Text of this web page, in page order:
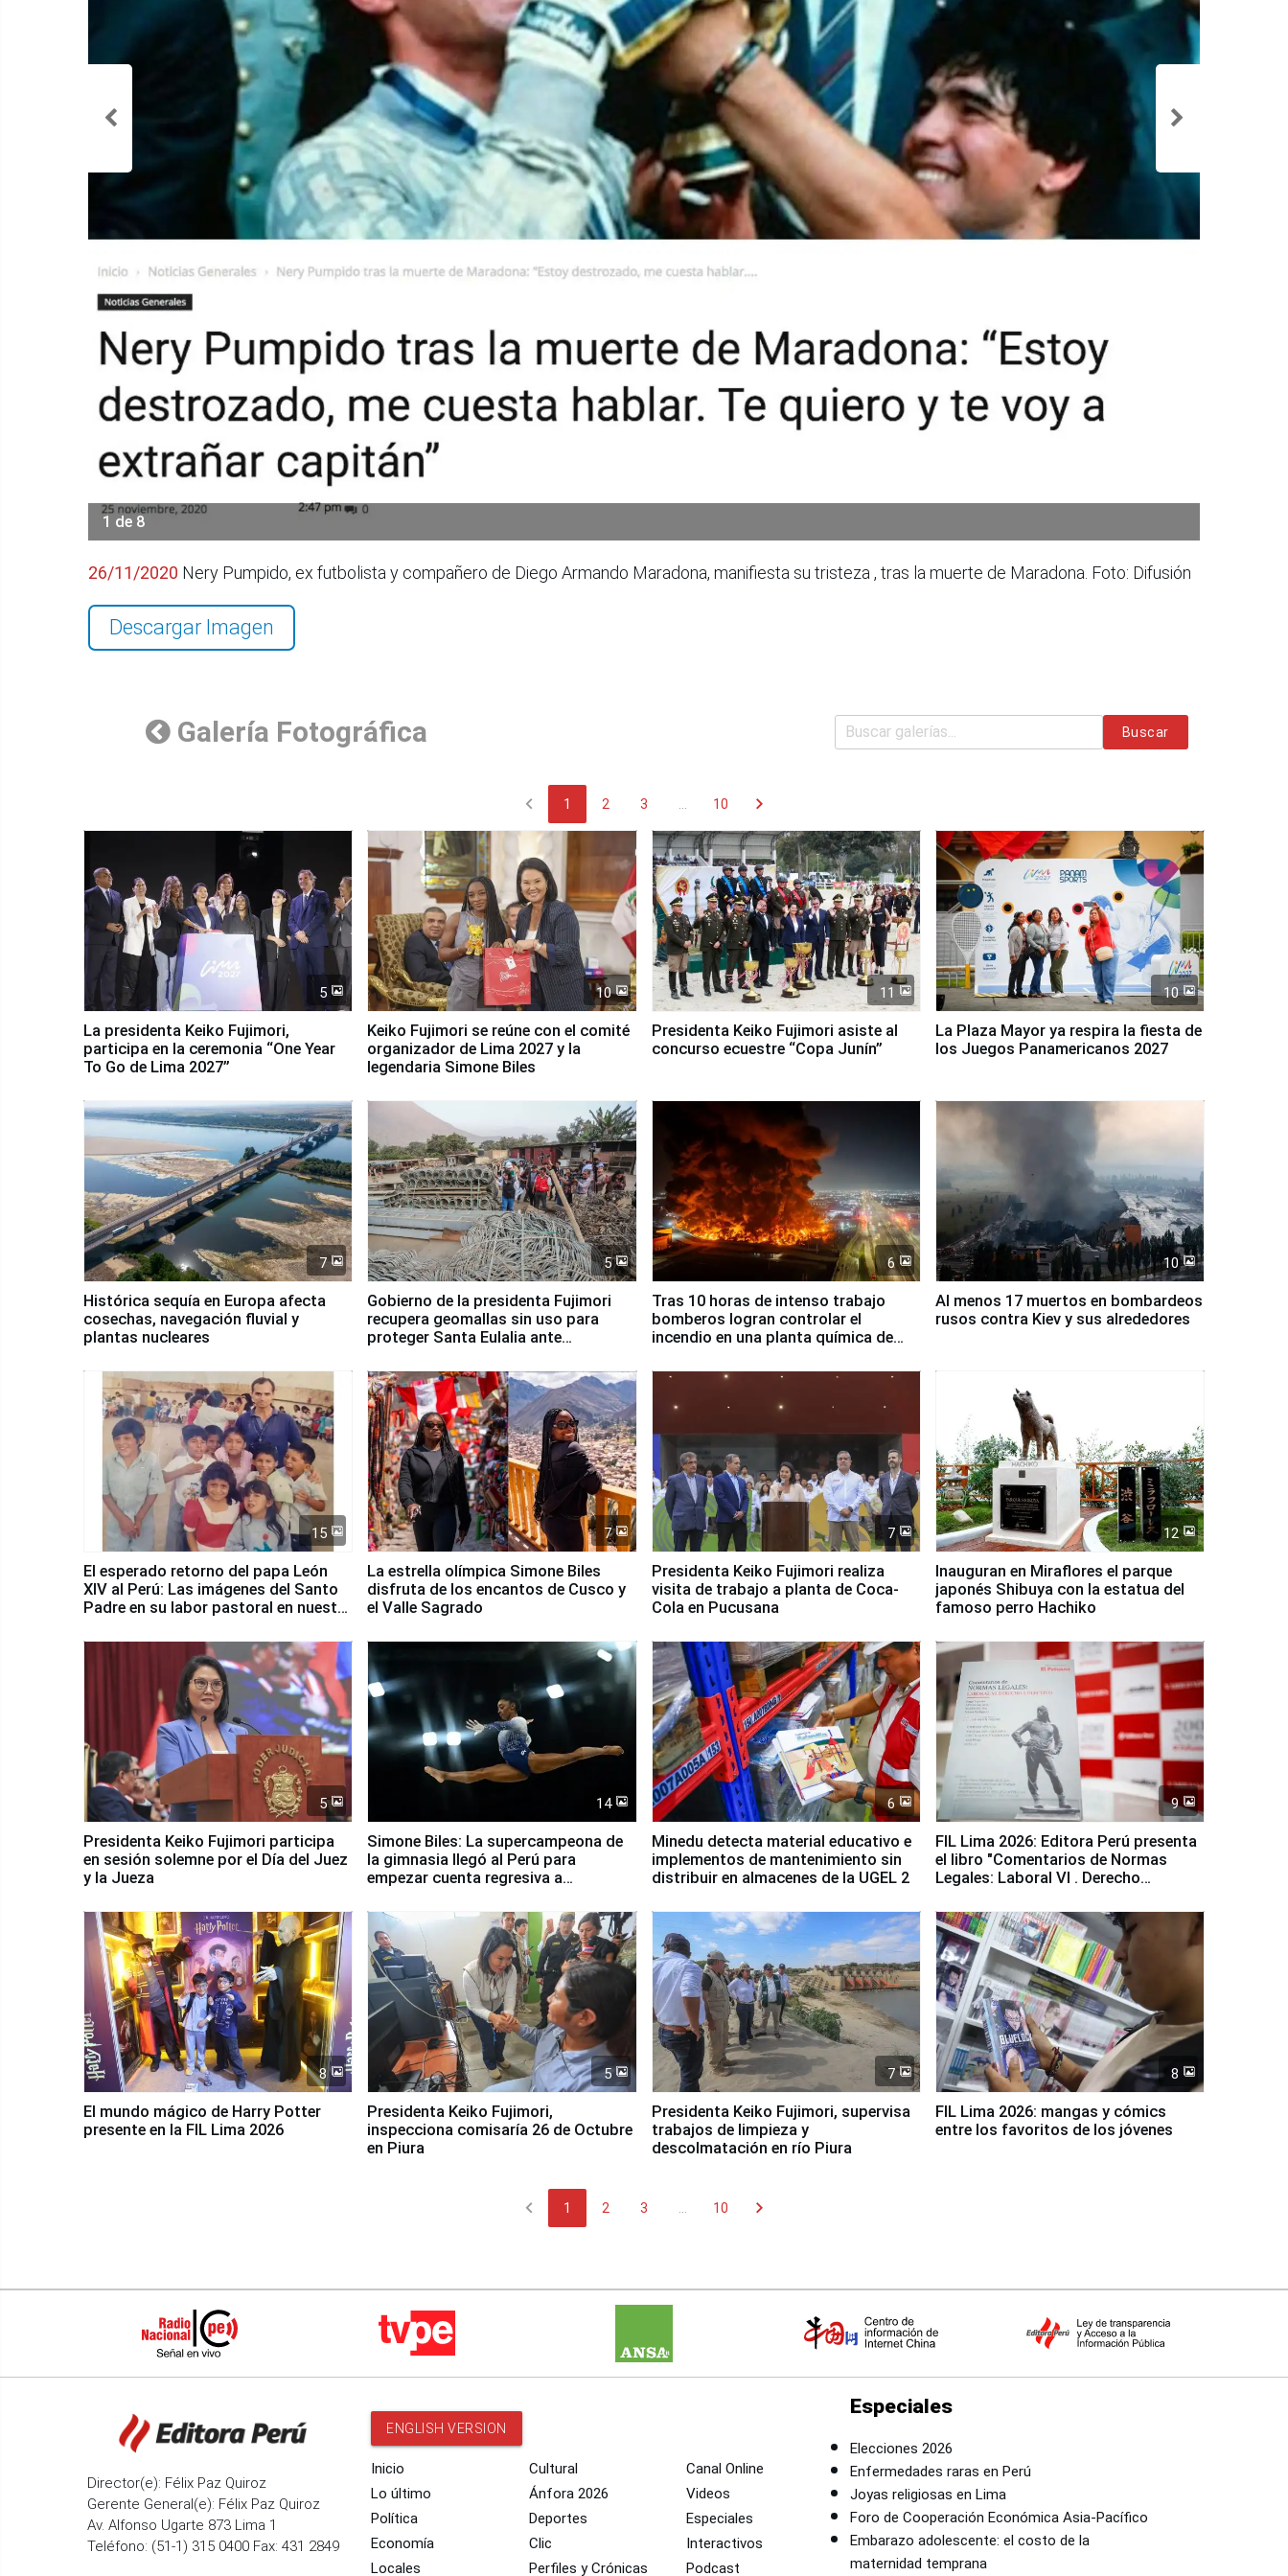
1 de 8
26/11/2020 Nery Pumpido, ex futbolista y compañero de Diego Armando Maradona, manifiesta su tristeza , tras la muerte de Maradona. Foto: Difusión
Descargar Imagen
Galería Fotográfica Buscar
chevron_left 1 2 3 10 chevron_right
5
La presidenta Keiko Fujimori,
participa en la ceremonia “One Year
To Go de Lima 2027”
10
Keiko Fujimori se reúne con el comité
organizador de Lima 2027 y la
legendaria Simone Biles
11
Presidenta Keiko Fujimori asiste al
concurso ecuestre “Copa Junín”
10
La Plaza Mayor ya respira la fiesta de
los Juegos Panamericanos 2027
7
Histórica sequía en Europa afecta
cosechas, navegación fluvial y
plantas nucleares
5
Gobierno de la presidenta Fujimori
recupera geomallas sin uso para
proteger Santa Eulalia ante
6
Tras 10 horas de intenso trabajo
bomberos logran controlar el
incendio en una planta química de
10
Al menos 17 muertos en bombardeos
rusos contra Kiev y sus alrededores
15
El esperado retorno del papa León
XIV al Perú: Las imágenes del Santo
Padre en su labor pastoral en nuestro
7
La estrella olímpica Simone Biles
disfruta de los encantos de Cusco y
el Valle Sagrado
7
Presidenta Keiko Fujimori realiza
visita de trabajo a planta de Coca-
Cola en Pucusana
12
Inauguran en Miraflores el parque
japonés Shibuya con la estatua del
famoso perro Hachiko
5
Presidenta Keiko Fujimori participa
en sesión solemne por el Día del Juez
y la Jueza
14
Simone Biles: La supercampeona de
la gimnasia llegó al Perú para
empezar cuenta regresiva a
6
Minedu detecta material educativo e
implementos de mantenimiento sin
distribuir en almacenes de la UGEL 2
9
FIL Lima 2026: Editora Perú presenta
el libro "Comentarios de Normas
Legales: Laboral Vl . Derecho
8
El mundo mágico de Harry Potter
presente en la FIL Lima 2026
5
Presidenta Keiko Fujimori,
inspecciona comisaría 26 de Octubre
en Piura
7
Presidenta Keiko Fujimori, supervisa
trabajos de limpieza y
descolmatación en río Piura
8
FIL Lima 2026: mangas y cómics
entre los favoritos de los jóvenes
chevron_left 1 2 3 10 chevron_right
Director(e): Félix Paz Quiroz
Gerente General(e): Félix Paz Quiroz
Av. Alfonso Ugarte 873 Lima 1
Teléfono: (51-1) 315 0400 Fax: 431 2849
ENGLISH VERSION
Inicio
Lo último
Política
Economía
Locales
Cultural
Ánfora 2026
Deportes
Clic
Perfiles y Crónicas
Canal Online
Videos
Especiales
Interactivos
Podcast
Especiales
Elecciones 2026
Enfermedades raras en Perú
Joyas religiosas en Lima
Foro de Cooperación Económica Asia-Pacífico
Embarazo adolescente: el costo de la
maternidad temprana